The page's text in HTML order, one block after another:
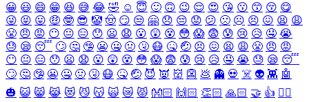
😀 😃 😄 😁 😆 😅 😂 🤣 ☺️ 😇 🙂 🙃 😉 😌 😍 😘 😗 😙 😚 😋
😜 😝 😛 🤑 🤓 😎 🤡 🤠 😏 😒 🤗 😞 😔 😟 😕 🙁 ☹️ 😣 😖 😫 😩
😤 😠 😡 😶 😐 😑 😯 😦 😧 😮 😲 😵 😳 😱 😨 😰 😢 😥 🤤 😭
😓 😪 😴 🙄 🤔 🤥 😬 🤐 🤢 🤧 😷 🤒 🤕 😣 😖 😫 😩 😤 😠 😡
😶 😐 😑 😯 😦 😧 😮 😲 😵 😳 😱 😨 😰 😢 😥 🤤 😭 😓 😪 😴
🙄 🤔 🤥 😬 🤐 🤢 🤧 😷 🤒 🤕 😈 👿 👹 👺 💩 👻 💀 ☠️ 👽 👾 🤖
🎃 😺 😸 😹 😻 😼 😽 🙀 😿 😾 👐🏻 🙌🏻 👏🏻 🙏🏻 🤝 👍 👎🏻